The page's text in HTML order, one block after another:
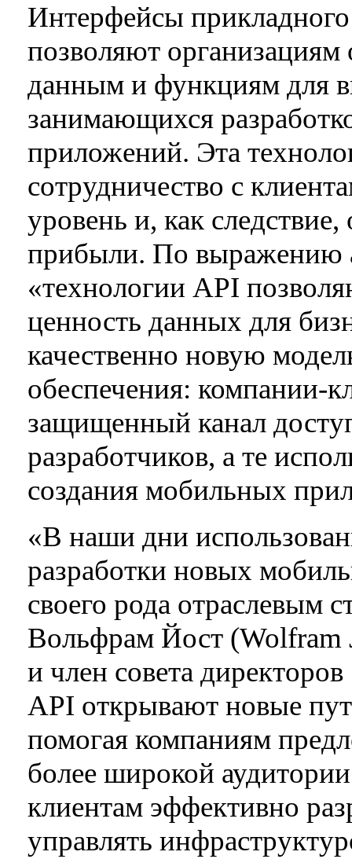
Интерфейсы
позволяют
данным и функциям для
занимающихся
приложений. Эта
сотрудничество с
уровень и, как
прибыли. По выражению
«технологии API
ценность данных для
качественно новую
обеспечения: компании-
защищенный канал
разработчиков, а те
создания мобильных
«В наши дни
разработки новых
своего рода отраслевым
Вольфрам Йост (Wolfram
и член совета
API открывают новые
помогая компаниям
более широкой
клиентам эффективно
управлять